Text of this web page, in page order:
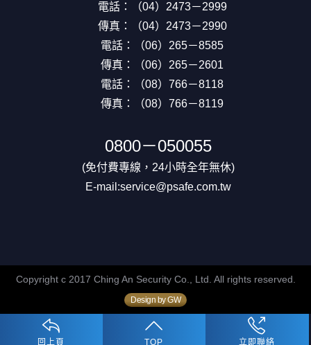
回上頁 TOP 立即聯絡
電話：（04）2473－2999
傳真：（04）2473－2990
電話：（06）265－8585
傳真：（06）265－2601
電話：（08）766－8118
傳真：（08）766－8119
0800－050055
(免付費專線，24小時全年無休)
E-mail:service@psafe.com.tw
Copyright c 2017 Ching An Security Co., Ltd. All rights reserved.
Design by GW